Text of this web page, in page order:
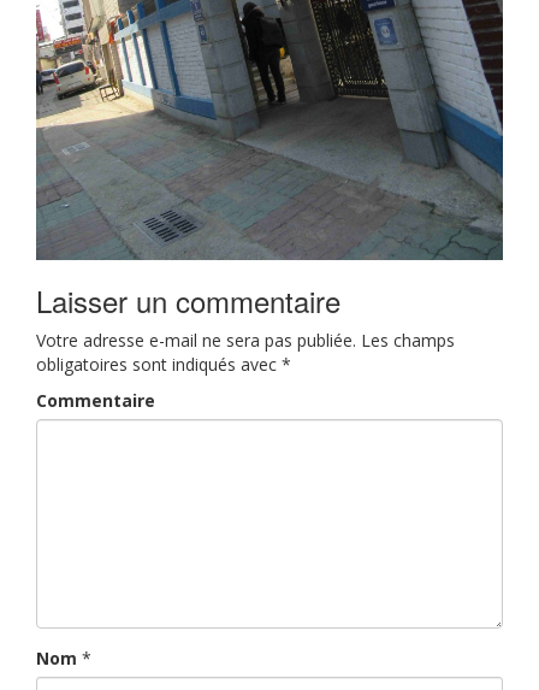
Laisser un commentaire
Votre adresse e-mail ne sera pas publiée. Les champs
obligatoires sont indiqués avec *
Commentaire
Nom *